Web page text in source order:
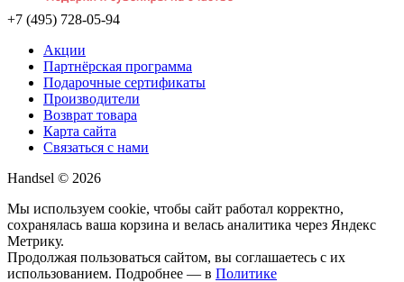
+7 (495) 728-05-94
Акции
Партнёрская программа
Подарочные сертификаты
Производители
Возврат товара
Карта сайта
Связаться с нами
Handsel © 2026
Мы используем cookie, чтобы сайт работал корректно,
сохранялась ваша корзина и велась аналитика через Яндекс
Метрику.
Продолжая пользоваться сайтом, вы соглашаетесь с их
использованием. Подробнее — в Политике